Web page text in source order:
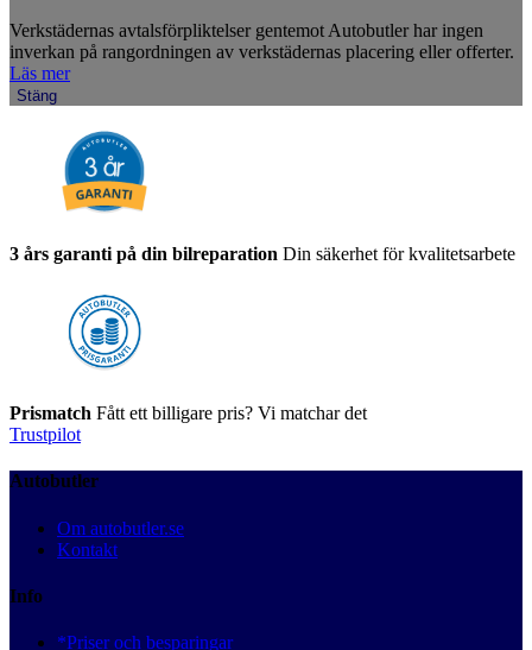
Verkstädernas avtalsförpliktelser gentemot Autobutler har ingen
inverkan på rangordningen av verkstädernas placering eller offerter.
Läs mer
Stäng
3 års garanti på din bilreparation Din säkerhet för kvalitetsarbete
Prismatch Fått ett billigare pris? Vi matchar det
Trustpilot
Autobutler
Om autobutler.se
Kontakt
Info
*Priser och besparingar